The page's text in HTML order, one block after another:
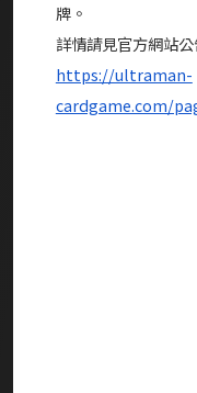
牌。
詳情請見官方網站公
https://ultraman-
cardgame.com/